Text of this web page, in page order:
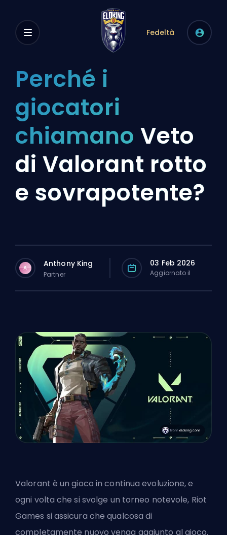
Fedeltà
Perché i
giocatori
chiamano Veto
di Valorant rotto
e sovrapotente?
A Anthony King
Partner
03 Feb 2026
Aggiornato il
Valorant è un gioco in continua evoluzione, e
ogni volta che si svolge un torneo notevole, Riot
Games si assicura che qualcosa di
completamente nuovo venga aggiunto al gioco.